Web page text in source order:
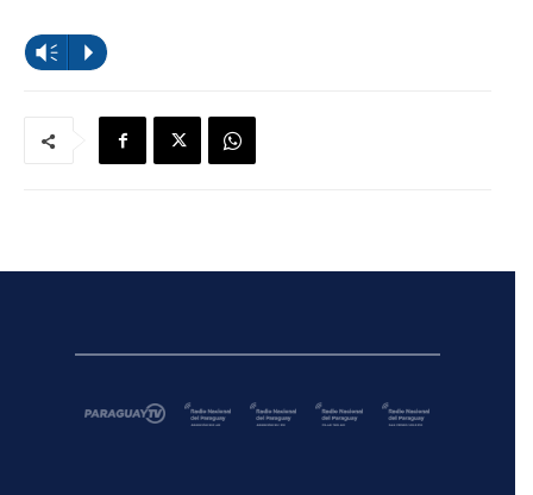
Reproductor
Vm P